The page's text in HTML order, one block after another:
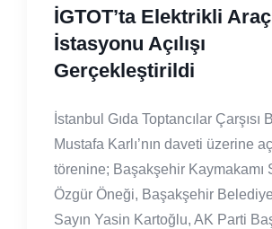
İGTOT’ta Elektrikli
İstasyonu Açılışı
Gerçekleştirildi
İstanbul Gıda Toptancılar Çarşısı
Mustafa Karlı’nın daveti üzerine
törenine; Başakşehir Kaymakamı
Özgür Öneği, Başakşehir
Sayın Yasin Kartoğlu, AK Parti